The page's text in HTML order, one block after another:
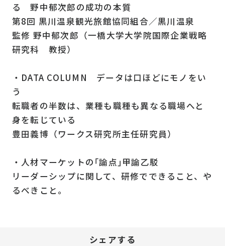
る 野中郁次郎の成功の本質
第8回 黒川温泉観光旅館協同組合／黒川温泉
監修 野中郁次郎（一橋大学大学院国際企業戦略
研究科 教授）
・DATA COLUMN データは口ほどにモノをい
う
転職者の半数は、業種も職種も異なる職場へと
身を転じている
豊田義博（ワークス研究所主任研究員）
・人材マーケットの｢論点｣甲論乙駁
リーダーシップに関して、研修でできること、や
るべきこと。
シェアする